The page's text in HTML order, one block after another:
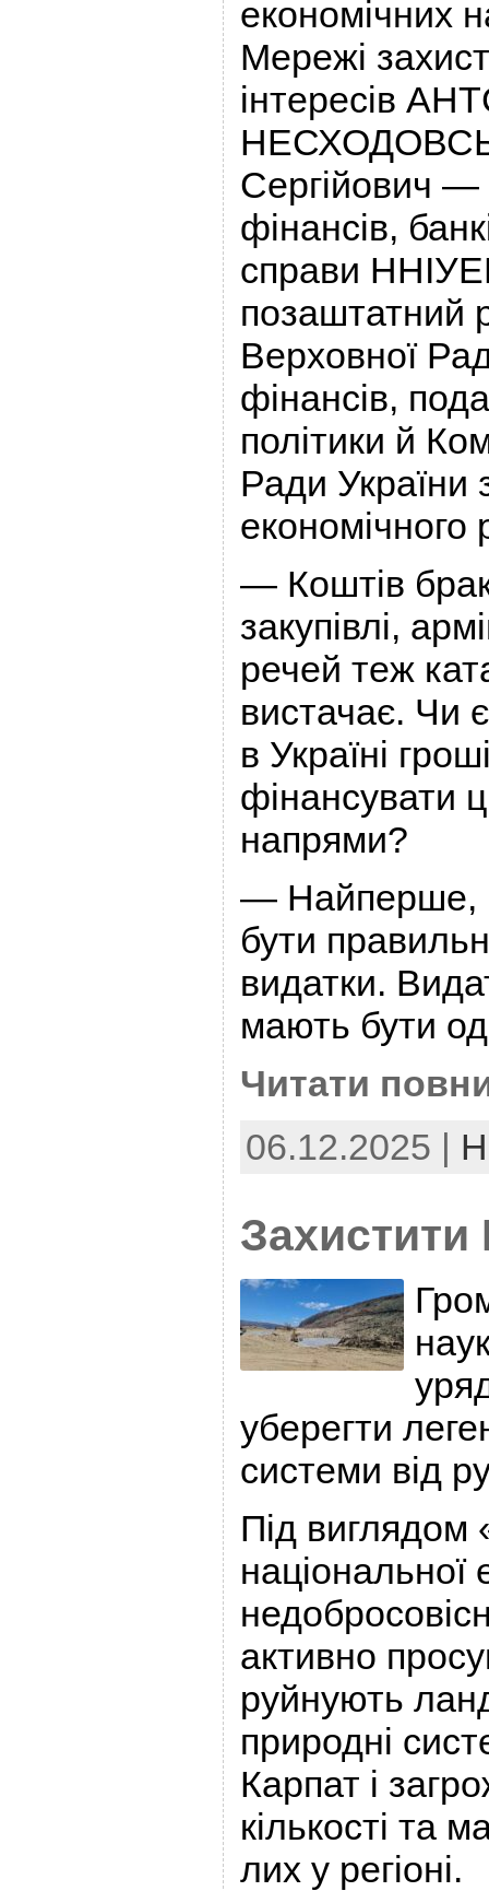
економічних
Мережі
інтересів
Сергійович
фінансів,
справи
позаштатний
Верховної
фінансів,
політики й
Ради України
економічного
— Коштів
закупівлі,
речей теж
вистачає. Чи
в Україні
фінансувати
напрями?
— Найперше,
бути
видатки.
мають бути
Читати
06.12.2025 |
Захистити
уберегти
системи від
Під виглядом
національної
активно
руйнують
природні
Карпат і
кількості та
лих у регіоні.